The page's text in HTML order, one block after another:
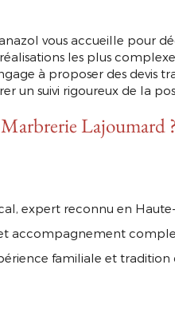
vous accueille pour
les plus
à proposer des devis
un suivi rigoureux de la
Lajoumard ?
expert reconnu en
et accompagnement
familiale et tradition